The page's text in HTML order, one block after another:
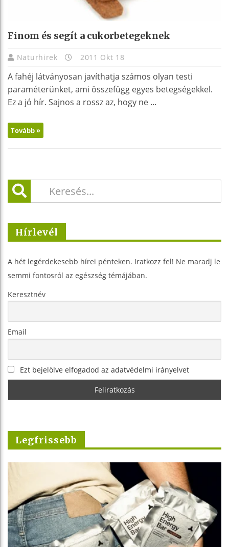
Finom és segít a cukorbetegeknek
Naturhirek 2011 Okt 18
A fahéj látványosan javíthatja számos olyan testi
paraméterünket, ami összefügg egyes betegségekkel.
Ez a jó hír. Sajnos a rossz az, hogy ne ...
Tovább »
Hírlevél
A hét legérdekesebb hírei pénteken. Iratkozz fel! Ne maradj le
semmi fontosról az egészség témájában.
Keresztnév
Email
Ezt bejelölve elfogadod az adatvédelmi irányelvet
Legfrissebb